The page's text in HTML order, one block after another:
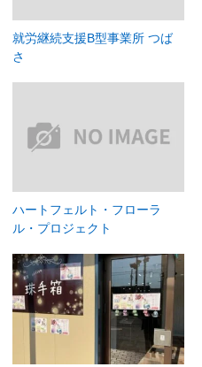
就労継続支援B型事業所 つば
さ
ハートフェルト・フローラ
ル・プロジェクト